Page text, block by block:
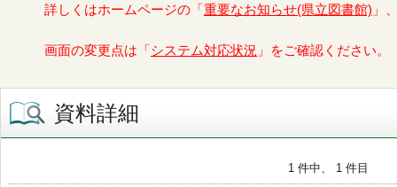
詳しくはホームページの「 重要なお知らせ(県立図書館) 」
画面の変更点は「 システム対応状況 」をご確認ください。
資料詳細
1 件中、 1 件目